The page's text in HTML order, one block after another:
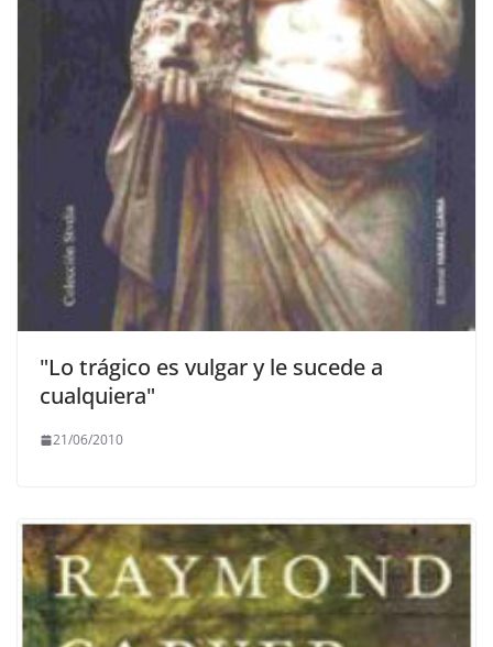
"Lo trágico es vulgar y le sucede a
cualquiera"
21/06/2010